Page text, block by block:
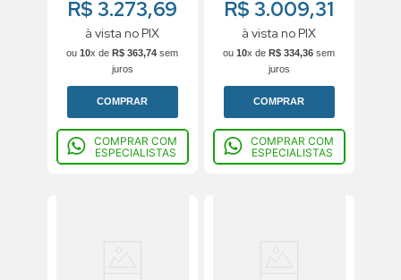
R$ 3.273,69
à vista no PIX
ou 10x de R$ 363,74 sem
juros
COMPRAR
COMPRAR COM
ESPECIALISTAS
R$ 3.009,31
à vista no PIX
ou 10x de R$ 334,36 sem
juros
COMPRAR
COMPRAR COM
ESPECIALISTAS